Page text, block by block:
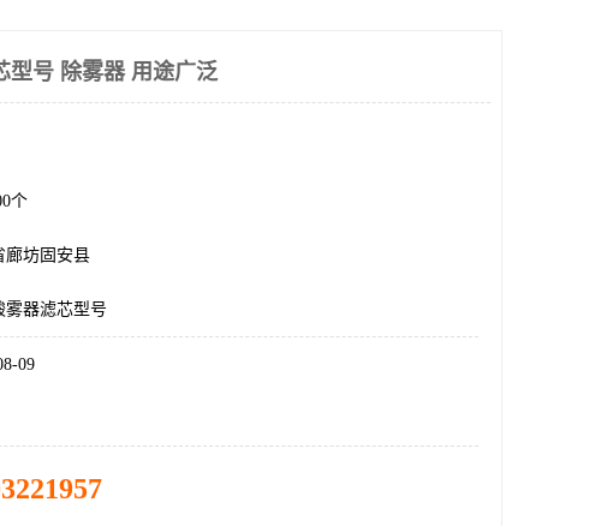
型号 除雾器 用途广泛
个
廊坊固安县
雾器滤芯型号
09